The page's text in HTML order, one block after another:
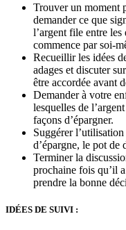
Trouver un moment
demander ce que
l’argent file entre
commence par soi-
Recueillir les idées
adages et discuter
être accordée avant
Demander à votre
lesquelles de
façons d’épargner.
Suggérer
d’épargne, le pot de
Terminer la
prochaine fois qu’il
prendre la bonne
IDÉES DE SUIVI :